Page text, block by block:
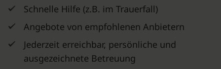
Schnelle Hilfe (z.B. im Trauerfall)
Angebote von empfohlenen Anbietern
Jederzeit erreichbar, persönliche und
ausgezeichnete Betreuung